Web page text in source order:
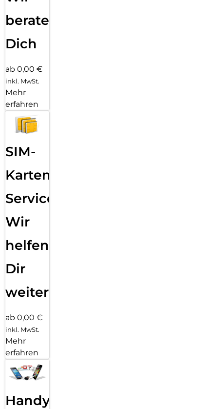
beraten
Dich
ab 0,00 €
inkl. MwSt.
Mehr
erfahren
SIM-
Karten
Service:
Wir
helfen
Dir
weiter
ab 0,00 €
inkl. MwSt.
Mehr
erfahren
Handy